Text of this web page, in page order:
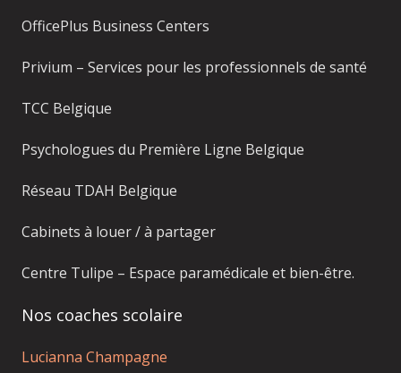
OfficePlus Business Centers
Privium – Services pour les professionnels de santé
TCC Belgique
Psychologues du Première Ligne Belgique
Réseau TDAH Belgique
Cabinets à louer / à partager
Centre Tulipe – Espace paramédicale et bien-être.
Nos coaches scolaire
Lucianna Champagne